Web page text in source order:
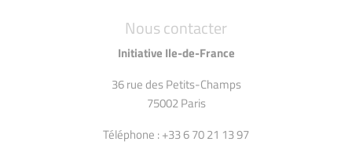
Nous contacter
Initiative Ile-de-France
36 rue des Petits-Champs
75002 Paris
Téléphone : +33 6 70 21 13 97